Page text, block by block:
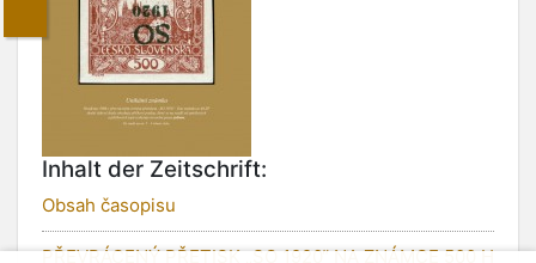
Inhalt der Zeitschrift:
Obsah časopisu
PŘEVRÁCENÝ PŘETISK „SO 1920“ NA ZNÁMCE 500 H